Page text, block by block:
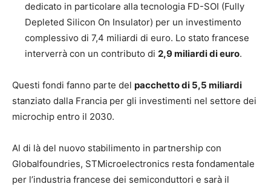
dedicato in particolare alla tecnologia FD-SOI (Fully
Depleted Silicon On Insulator) per un investimento
complessivo di 7,4 miliardi di euro. Lo stato francese
interverrà con un contributo di 2,9 miliardi di euro.
Questi fondi fanno parte del pacchetto di 5,5 miliardi
stanziato dalla Francia per gli investimenti nel settore dei
microchip entro il 2030.
Al di là del nuovo stabilimento in partnership con
Globalfoundries, STMicroelectronics resta fondamentale
per l’industria francese dei semiconduttori e sarà il